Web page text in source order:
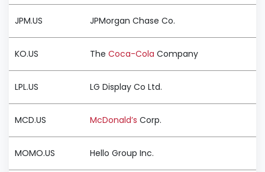
JPM.US JPMorgan Chase Co.
KO.US The Coca-Cola Company
LPL.US LG Display Co Ltd.
MCD.US McDonald’s Corp.
MOMO.US Hello Group Inc.